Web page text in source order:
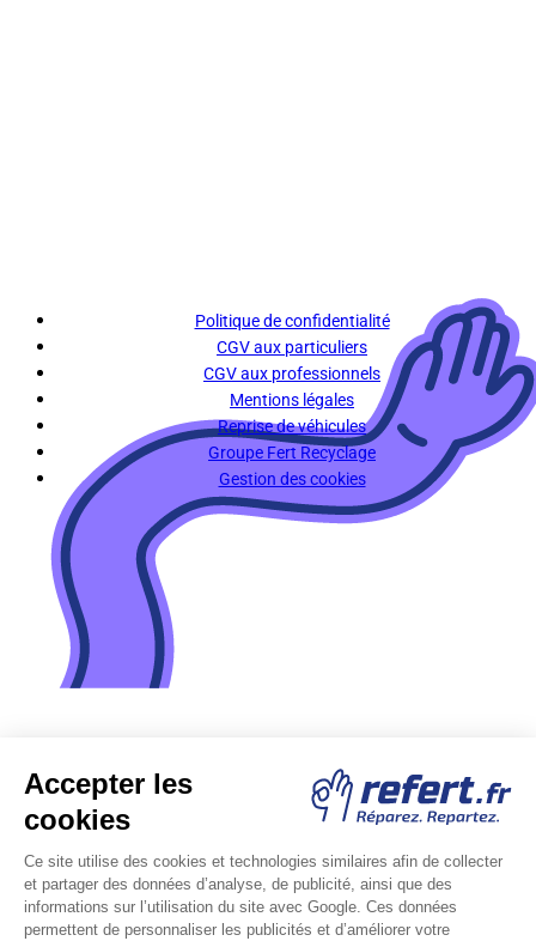
Politique de confidentialité
CGV aux particuliers
CGV aux professionnels
Mentions légales
Reprise de véhicules
Groupe Fert Recyclage
Gestion des cookies